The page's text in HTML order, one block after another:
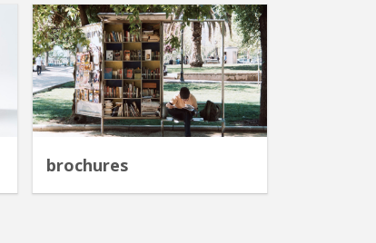
brochures